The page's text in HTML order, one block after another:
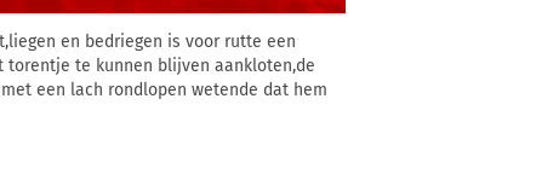
en bedriegen is voor rutte een
torentje te kunnen blijven aankloten,de
een lach rondlopen wetende dat hem